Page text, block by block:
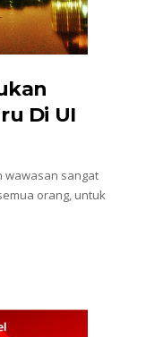
Di UI
wawasan sangat
orang, untuk